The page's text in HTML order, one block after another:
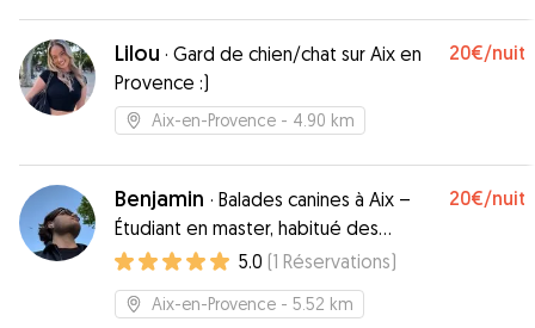
Lilou · Gard de chien/chat sur Aix en
Provence :)
20€/nuit
Aix-en-Provence - 4.90 km
Benjamin · Balades canines à Aix –
Étudiant en master, habitué des
animaux
20€/nuit
5.0 (1 Réservations)
Aix-en-Provence - 5.52 km